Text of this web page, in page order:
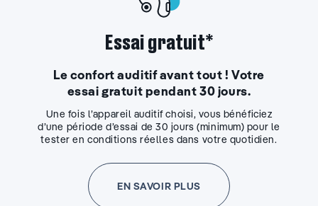
Essai gratuit*
Le confort auditif avant tout ! Votre
essai gratuit pendant 30 jours.
Une fois l’appareil auditif choisi, vous bénéficiez
d’une période d’essai de 30 jours (minimum) pour le
tester en conditions réelles dans votre quotidien.
EN SAVOIR PLUS